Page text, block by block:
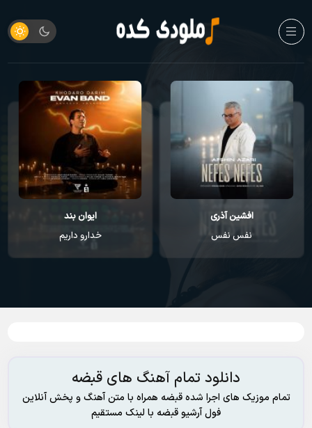
افشین آذری
نفس نفس
ایوان بند
خدارو داریم
دانلود تمام آهنگ های قبضه
تمام موزیک های اجرا شده قبضه همراه با متن آهنگ و پخش آنلاین
فول آرشیو قبضه با لینک مستقیم